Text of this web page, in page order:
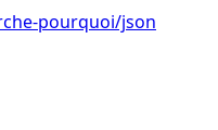
pourquoi/json